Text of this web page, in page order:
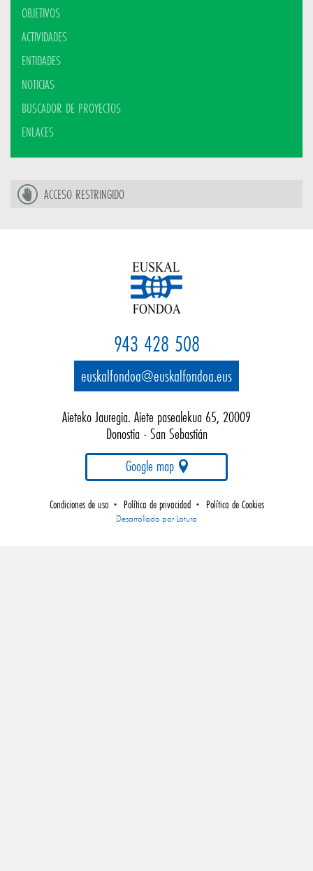
OBJETIVOS
ACTIVIDADES
ENTIDADES
NOTICIAS
BUSCADOR DE PROYECTOS
ENLACES
ACCESO RESTRINGIDO
943 428 508
euskalfondoa@euskalfondoa.eus
Aieteko Jauregia. Aiete pasealekua 65, 20009
Donostia - San Sebastián
Google map
Condiciones de uso • Política de privacidad • Política de Cookies
Desarrollado por Lotura